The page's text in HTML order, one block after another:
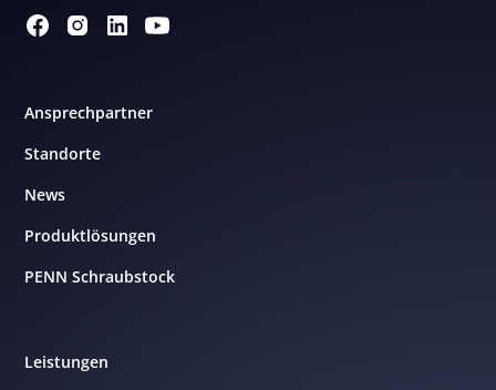
Ansprechpartner
Standorte
News
Produktlösungen
PENN Schraubstock
Leistungen